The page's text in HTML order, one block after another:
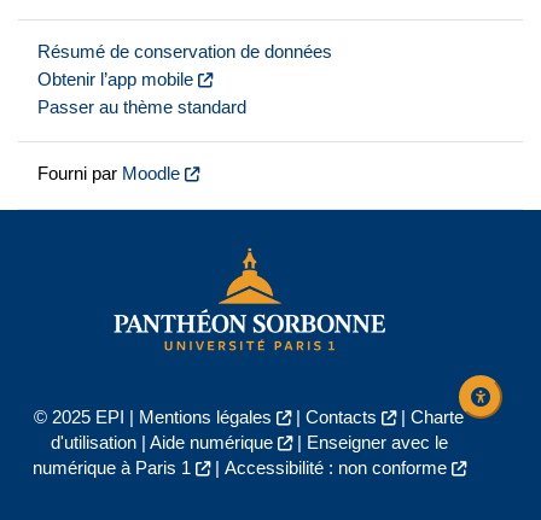
Résumé de conservation de données
Obtenir l’app mobile
Passer au thème standard
Fourni par Moodle
© 2025 EPI | Mentions légales | Contacts | Charte
d'utilisation| Aide numérique |
Enseigner avec le
numérique à Paris 1
| Accessibilité : non conforme